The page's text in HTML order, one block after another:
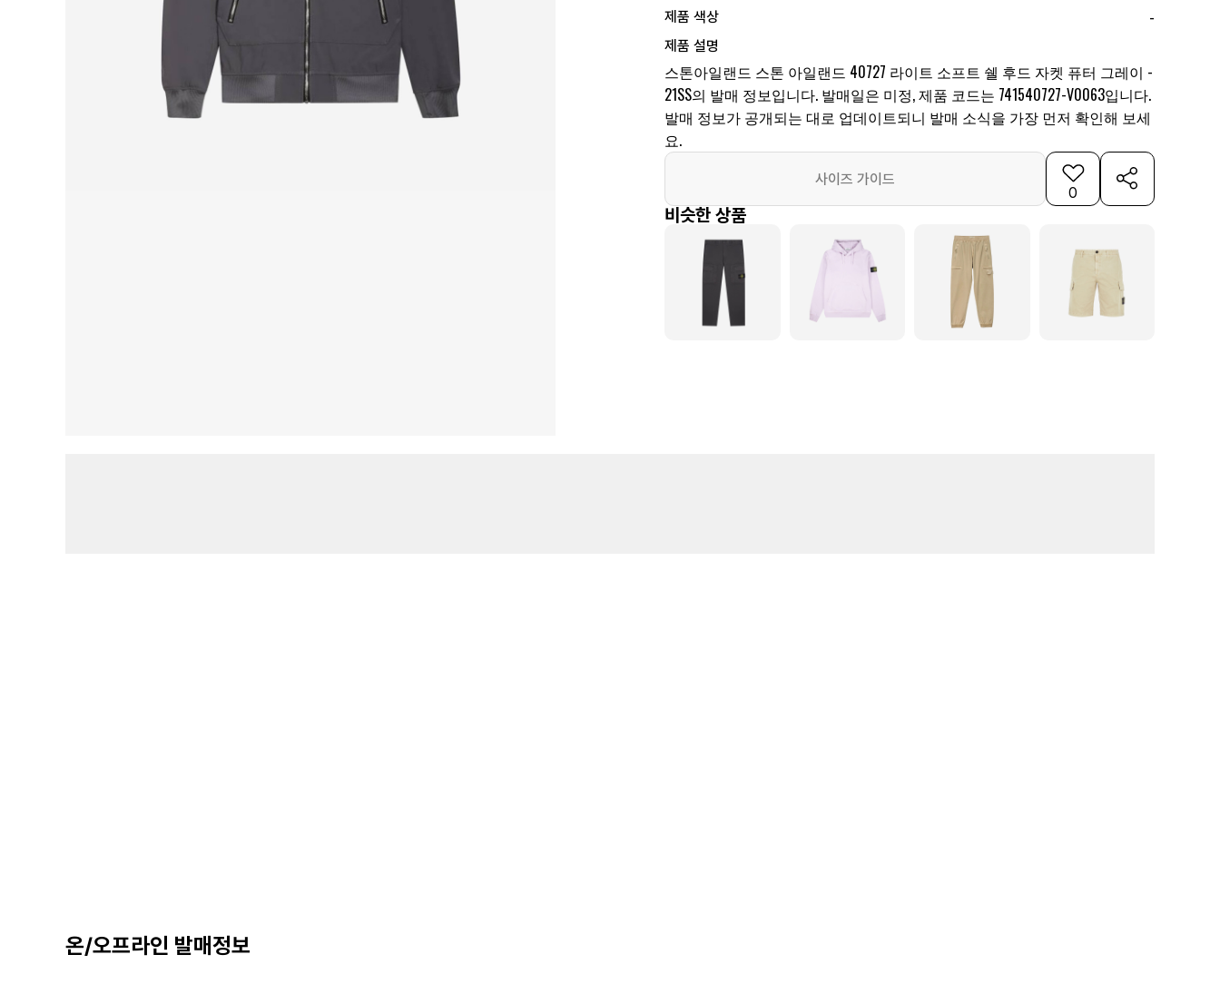
제품 색상 -
제품 설명
스톤아일랜드 스톤 아일랜드 40727 라이트 소프트 쉘 후드 자켓 퓨터 그레이 -
21SS의 발매 정보입니다. 발매일은 미정, 제품 코드는 741540727-V0063입니다.
발매 정보가 공개되는 대로 업데이트되니 발매 소식을 가장 먼저 확인해 보세
요.
사이즈 가이드
0
비슷한 상품
온/오프라인 발매정보